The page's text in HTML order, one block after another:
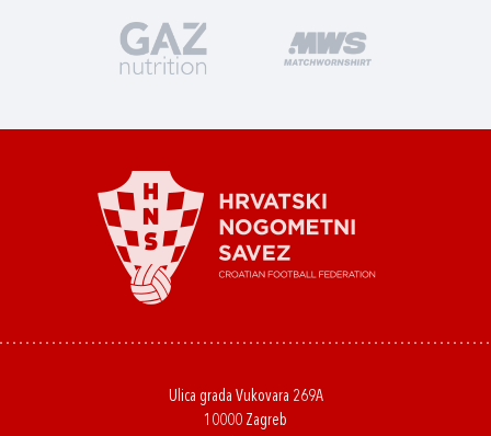
Ulica grada Vukovara 269A
10000 Zagreb